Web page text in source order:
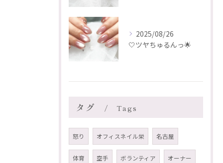
2025/08/26
🤍ツヤちゅるんっ🌟
タグ Tags
怒り オフィスネイル栄 名古屋
体育 空手 ボランティア オーナー